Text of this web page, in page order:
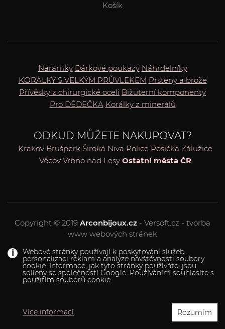
Webové stránky používají k poskytování služeb,
personalizaci reklam a analýze návštěvnosti soubory
cookie. Informace, jak tyto stránky používáte, jsou
sdíleny se společností Google. Používáním souhlasíte s
použitím souborů cookie.
Více informací Rozumím
Košík
Náramky Dárkové poukazy Náhrdelníky
KORÁLKY S VELKÝM PRŮVLEKEM Prsteny a brože
Přívěsky z chirurgické oceli Bižuterní komponenty
Pro DĚDEČKA Korálky z minerálů
ODKUD MŮŽETE NAKUPOVAT?
Krakov Brušperk Široká Niva Police Rosička Zálužice
Věcov Vrbno nad Lesy Ostatní města ČR
Copyright © 2019 Arconbijoux.cz - Versoft.cz - tvorba
www webových stránek